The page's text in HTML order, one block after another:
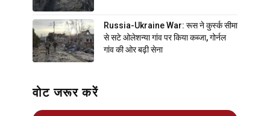
Russia-Ukraine War: रूस ने कुर्स्क सीमा
से सटे ओलेशन्या गांव पर किया कब्जा, गोर्नल
गांव की ओर बढ़ी सेना
वोट जरूर करें